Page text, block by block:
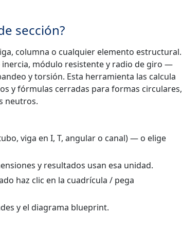
sección?
columna o cualquier elemento estructural.
módulo resistente y radio de giro —
y torsión. Esta herramienta las calcula
y fórmulas cerradas para formas circulares,
neutros.
viga en I, T, angular o canal) — o elige
y resultados usan esa unidad.
haz clic en la cuadrícula / pega
y el diagrama blueprint.